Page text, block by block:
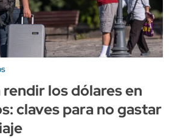
los dólares en
claves para no gastar